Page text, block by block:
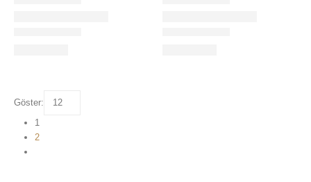
Göster:
1
2